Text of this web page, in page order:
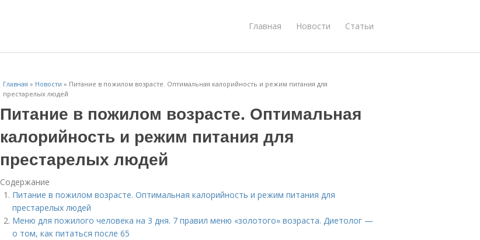
Главная Новости Статьи
Главная » Новости » Питание в пожилом возрасте. Оптимальная калорийность и режим питания для
престарелых людей
Питание в пожилом возрасте. Оптимальная
калорийность и режим питания для
престарелых людей
Содержание
Питание в пожилом возрасте. Оптимальная калорийность и режим питания для
престарелых людей
Меню для пожилого человека на 3 дня. 7 правил меню «золотого» возраста. Диетолог —
о том, как питаться после 65